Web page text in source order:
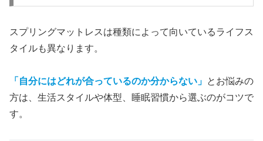
スプリングマットレスは種類によって向いているライフス
タイルも異なります。
「自分にはどれが合っているのか分からない」 とお悩みの
方は、生活スタイルや体型、睡眠習慣から選ぶのがコツで
す。